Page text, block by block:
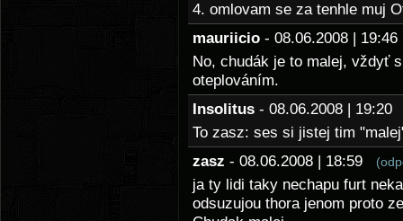
4. omlovam se za tenhle muj
mauriicio - 08.06.2008 |
No, chudák je to malej, vždyť
oteplováním.
Insolitus - 08.06.2008 |
To zasz: ses si jistej tim
zasz - 08.06.2008 | 18:59
ja ty lidi taky nechapu furt
odsuzujou thora jenom proto